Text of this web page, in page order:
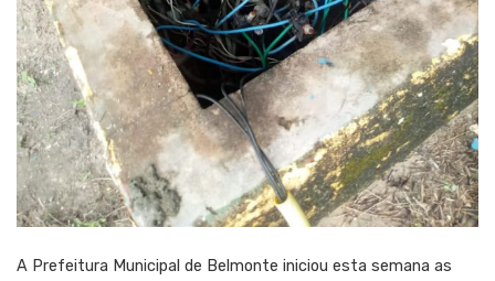
A Prefeitura Municipal de Belmonte iniciou esta semana as